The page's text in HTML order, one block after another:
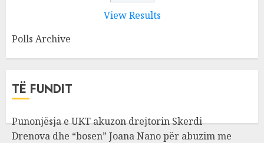
View Results
Polls Archive
TË FUNDIT
Punonjësja e UKT akuzon drejtorin Skerdi
Drenova dhe “bosen” Joana Nano për abuzim me